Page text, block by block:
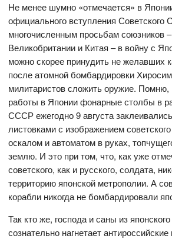
Не менее шумно «отмечается» в
официального вступления Советского
многочисленным просьбам союзников
Великобритании и Китая – в войну с
можно скорее принудить не желавших
после атомной бомбардировки
милитаристов сложить оружие. Помню,
работы в Японии фонарные столбы в
СССР ежегодно 9 августа
листовками с изображением
оскалом и автоматом в руках,
землю. И это при том, что, как уже
советского, как и русского, солдата,
территорию японской метрополии. А
корабли никогда не бомбардировали
Так кто же, господа и саны из
сознательно нагнетает